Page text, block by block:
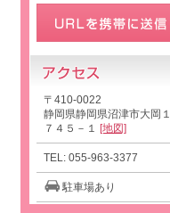
〒410-0022
静岡県静岡県沼津市大岡１
７４５－１ [地図]
TEL: 055-963-3377
駐車場あり